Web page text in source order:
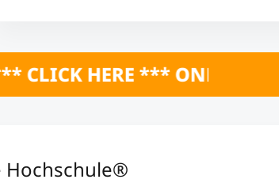
INFOSESSIONS 20. &
Hochschule®